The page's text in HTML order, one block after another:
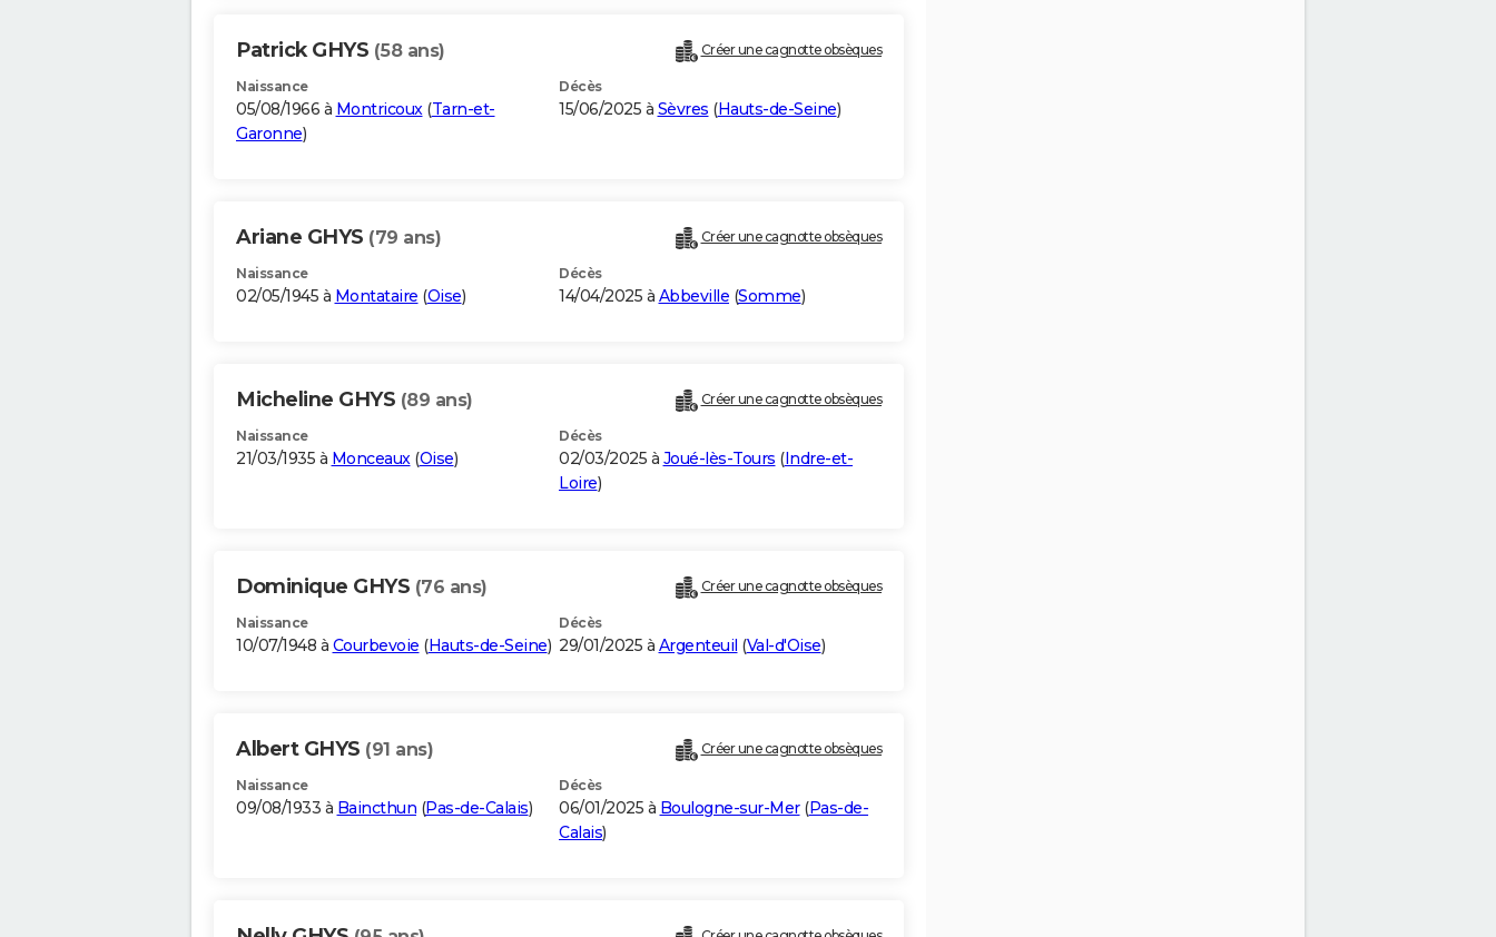
Patrick GHYS (58 ans) Créer une cagnotte obsèques
Naissance
05/08/1966 à Montricoux(Tarn-et-
Garonne)
Décès
15/06/2025 à Sèvres (Hauts-de-Seine)
Ariane GHYS (79 ans) Créer une cagnotte obsèques
Naissance
02/05/1945 à Montataire (Oise)
Décès
14/04/2025 à Abbeville (Somme)
Micheline GHYS (89 ans) Créer une cagnotte obsèques
Naissance
21/03/1935 à Monceaux(Oise)
Décès
02/03/2025 à Joué-lès-Tours (Indre-et-
Loire)
Dominique GHYS (76 ans) Créer une cagnotte obsèques
Naissance
10/07/1948 à Courbevoie (Hauts-de-Seine)
Décès
29/01/2025 à Argenteuil (Val-d'Oise)
Albert GHYS (91 ans) Créer une cagnotte obsèques
Naissance
09/08/1933 à Baincthun (Pas-de-Calais)
Décès
06/01/2025 à Boulogne-sur-Mer(Pas-de-
Calais)